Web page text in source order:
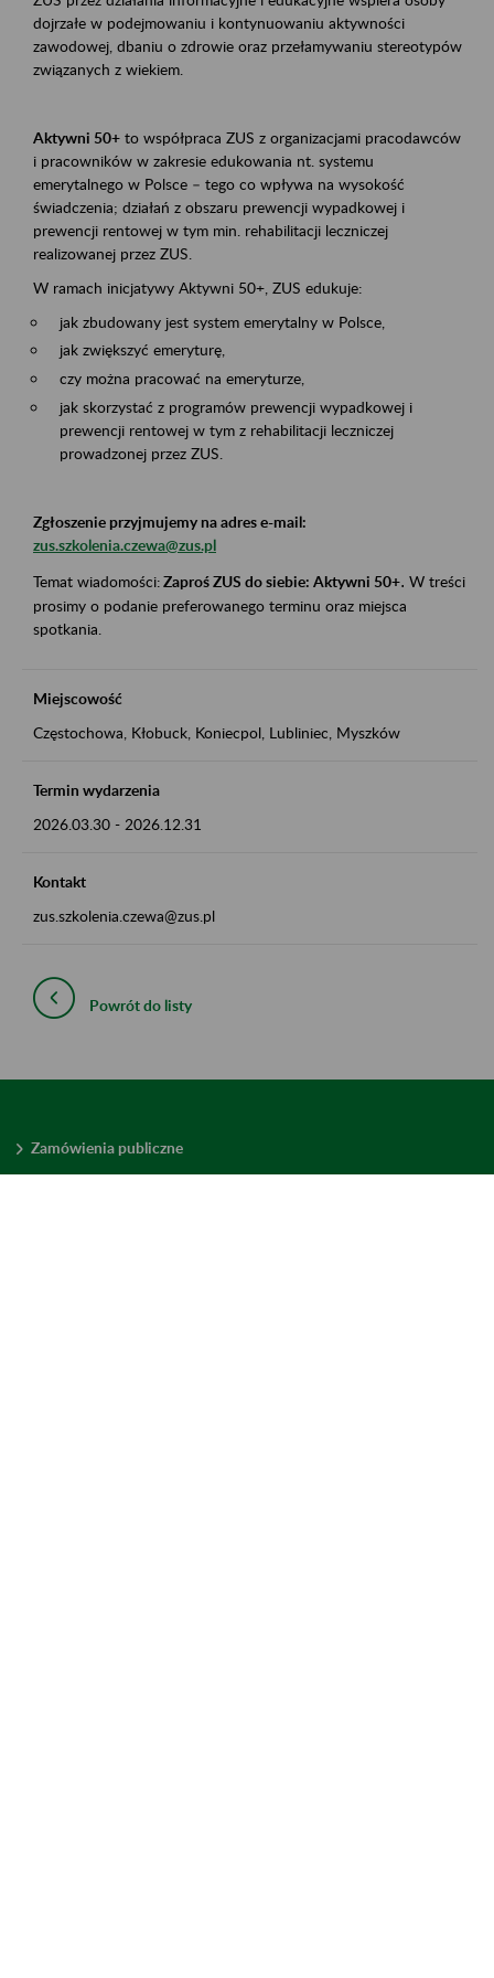
dojrzałe w podejmowaniu i kontynuowaniu aktywności
zawodowej, dbaniu o zdrowie oraz przełamywaniu stereotypów
związanych z wiekiem.
Aktywni 50+ to współpraca ZUS z organizacjami pracodawców
i pracowników w zakresie edukowania nt. systemu
emerytalnego w Polsce – tego co wpływa na wysokość
świadczenia; działań z obszaru prewencji wypadkowej i
prewencji rentowej w tym min. rehabilitacji leczniczej
realizowanej przez ZUS.
W ramach inicjatywy Aktywni 50+, ZUS edukuje:
jak zbudowany jest system emerytalny w Polsce,
jak zwiększyć emeryturę,
czy można pracować na emeryturze,
jak skorzystać z programów prewencji wypadkowej i
prewencji rentowej w tym z rehabilitacji leczniczej
prowadzonej przez ZUS.
Zgłoszenie przyjmujemy na adres e-mail:
zus.szkolenia.czewa@zus.pl
Temat wiadomości:Zaproś ZUS do siebie: Aktywni 50+. W treści
prosimy o podanie preferowanego terminu oraz miejsca
spotkania.
Miejscowość
Częstochowa, Kłobuck, Koniecpol, Lubliniec, Myszków
Termin wydarzenia
2026.03.30 - 2026.12.31
Kontakt
zus.szkolenia.czewa@zus.pl
Powrót do listy
Zamówienia publiczne